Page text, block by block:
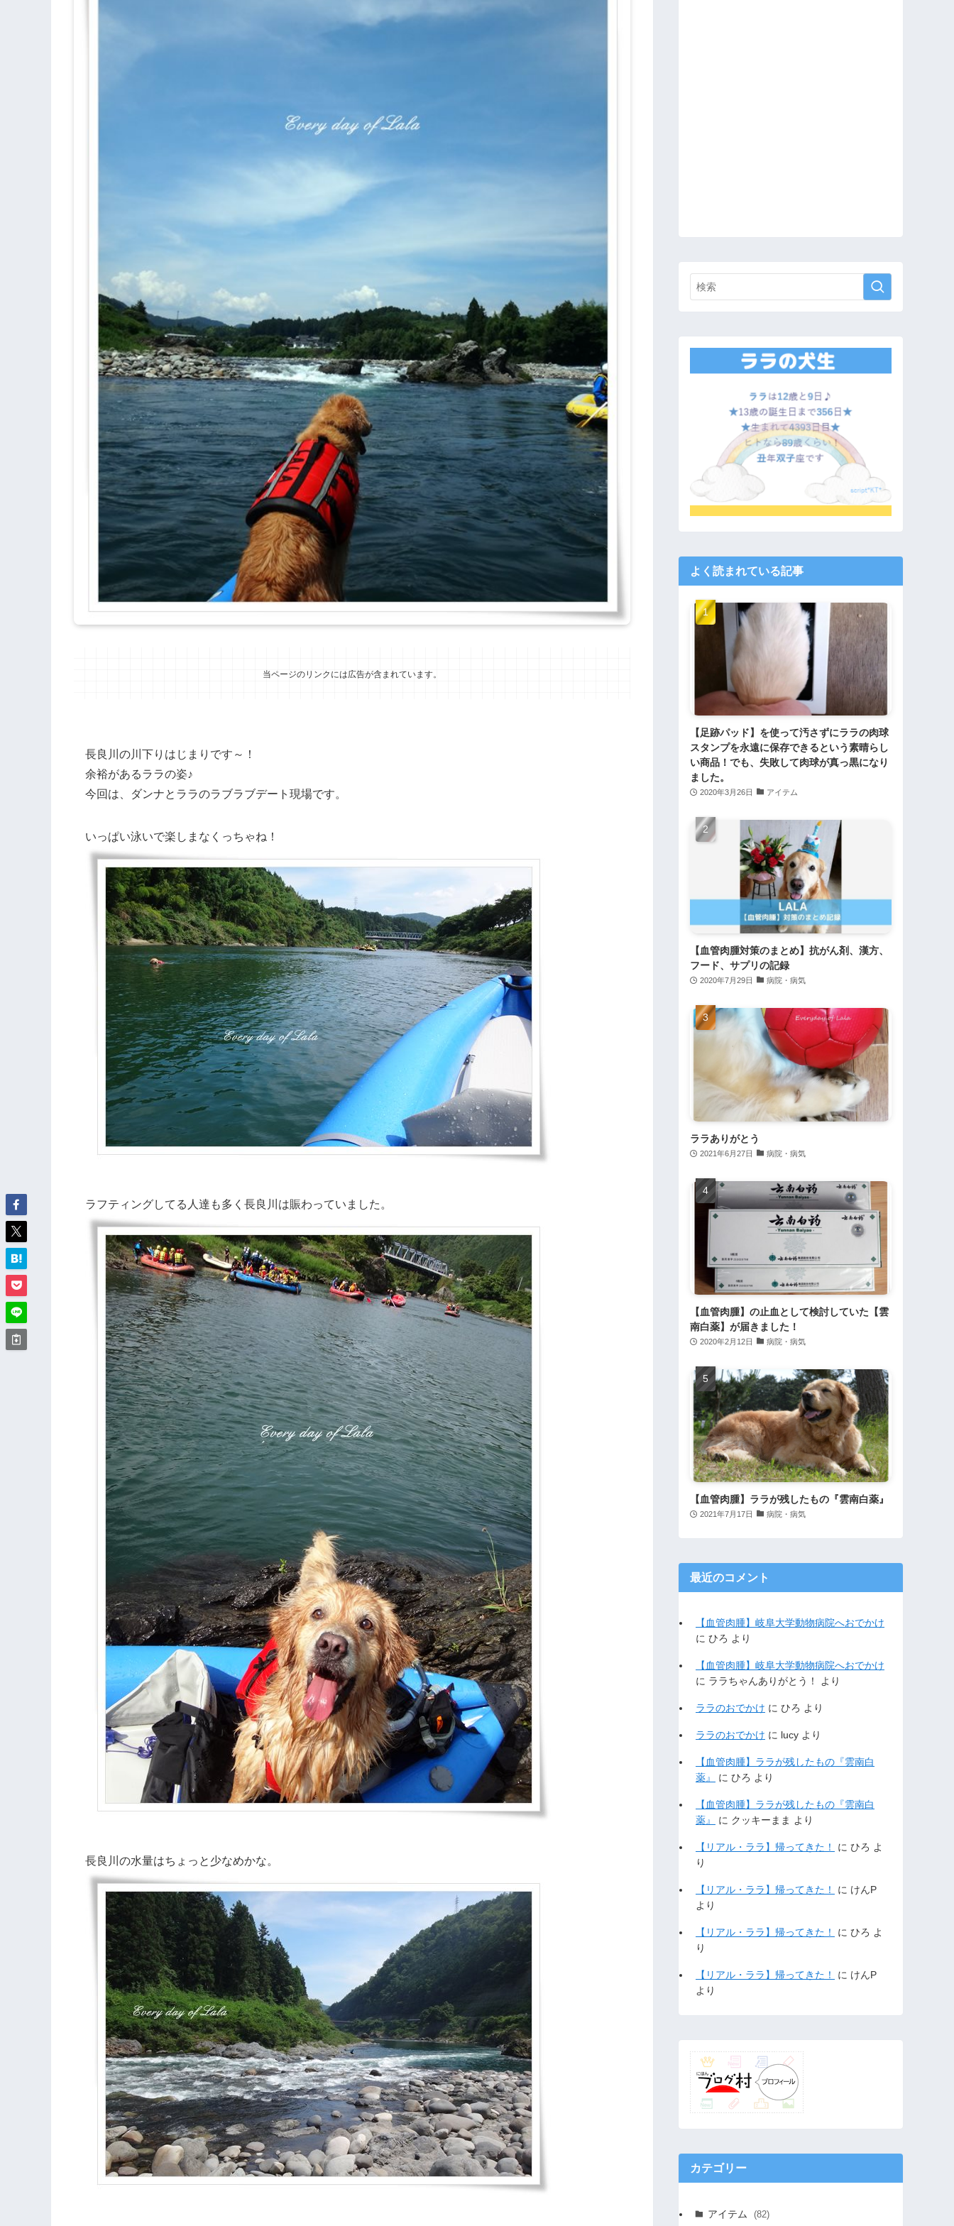
当ページのリンクには広告が含まれています。
長良川の川下りはじまりです～！
余裕があるララの姿♪
今回は、ダンナとララのラブラブデート現場です。
いっぱい泳いで楽しまなくっちゃね！
ラフティングしてる人達も多く長良川は賑わっていました。
長良川の水量はちょっと少なめかな。
よく読まれている記事
【足跡パッド】を使って汚さずにララの肉球
スタンプを永遠に保存できるという素晴らし
い商品！でも、失敗して肉球が真っ黒になり
ました。
2020年3月26日 アイテム
【血管肉腫対策のまとめ】抗がん剤、漢方、
フード、サプリの記録
2020年7月29日 病院・病気
ララありがとう
2021年6月27日 病院・病気
【血管肉腫】の止血として検討していた【雲
南白薬】が届きました！
2020年2月12日 病院・病気
【血管肉腫】ララが残したもの『雲南白薬』
2021年7月17日 病院・病気
最近のコメント
【血管肉腫】岐阜大学動物病院へおでかけ
に ひろ より
【血管肉腫】岐阜大学動物病院へおでかけ
に ララちゃんありがとう！ より
ララのおでかけ に ひろ より
ララのおでかけ に lucy より
【血管肉腫】ララが残したもの『雲南白
薬』
に ひろ より
【血管肉腫】ララが残したもの『雲南白
薬』
に クッキーまま より
【リアル・ララ】帰ってきた！ に ひろ よ
り
【リアル・ララ】帰ってきた！ に けんP
より
【リアル・ララ】帰ってきた！ に ひろ よ
り
【リアル・ララ】帰ってきた！ に けんP
より
カテゴリー
アイテム (82)